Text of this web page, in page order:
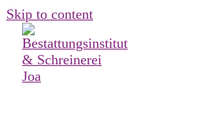
Skip to content